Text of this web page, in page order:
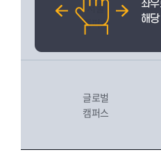
서울
캠퍼스
글로벌
캠퍼스